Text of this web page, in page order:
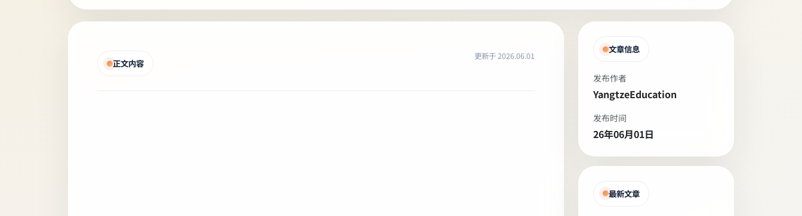
正文内容
更新于 2026.06.01
文章信息
发布作者
YangtzeEducation
发布时间
26年06月01日
最新文章